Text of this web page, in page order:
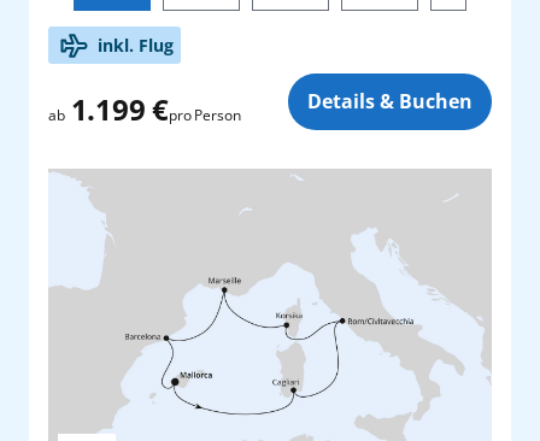
Zusatzinkl. Flug
ab 1.199 €pro Person Details & Buchen